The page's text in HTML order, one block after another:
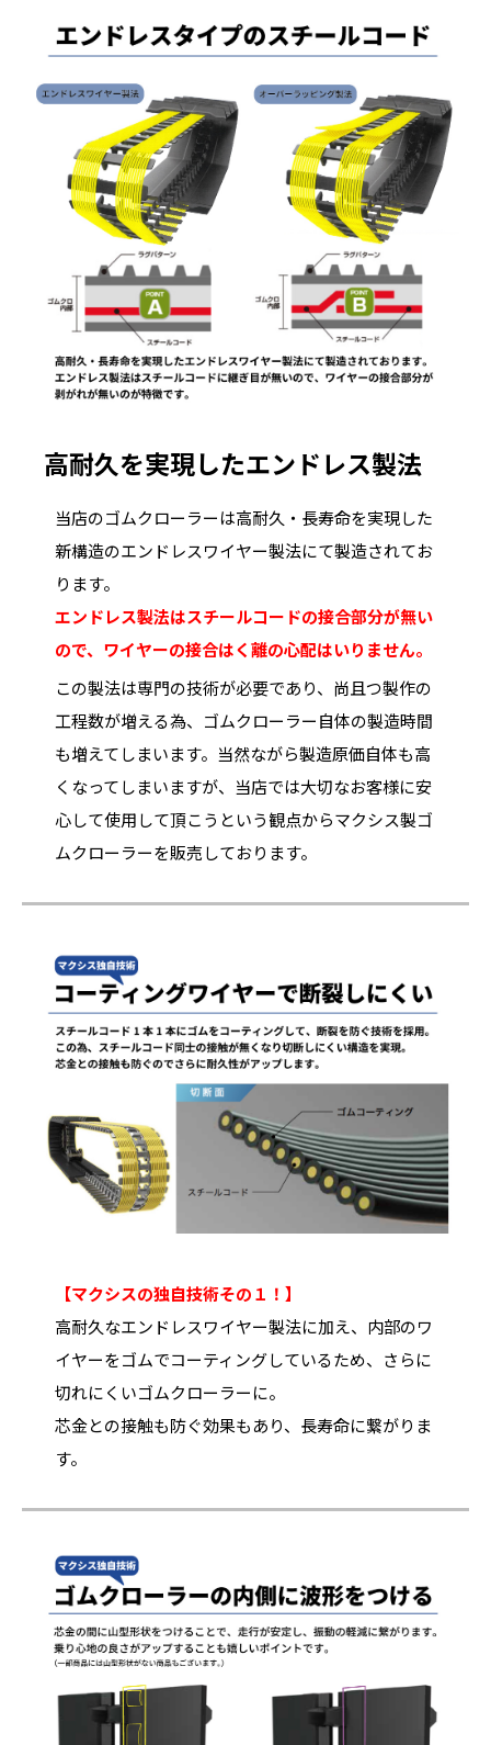
高耐久を実現したエンドレス製法
当店のゴムクローラーは高耐久・長寿命を実現した
新構造のエンドレスワイヤー製法にて製造されてお
ります。
エンドレス製法はスチールコードの接合部分が無い
ので、ワイヤーの接合はく離の心配はいりません。
この製法は専門の技術が必要であり、尚且つ製作の
工程数が増える為、ゴムクローラー自体の製造時間
も増えてしまいます。当然ながら製造原価自体も高
くなってしまいますが、当店では大切なお客様に安
心して使用して頂こうという観点からマクシス製ゴ
ムクローラーを販売しております。
【マクシスの独自技術その１！】
高耐久なエンドレスワイヤー製法に加え、内部のワ
イヤーをゴムでコーティングしているため、さらに
切れにくいゴムクローラーに。
芯金との接触も防ぐ効果もあり、長寿命に繋がりま
す。